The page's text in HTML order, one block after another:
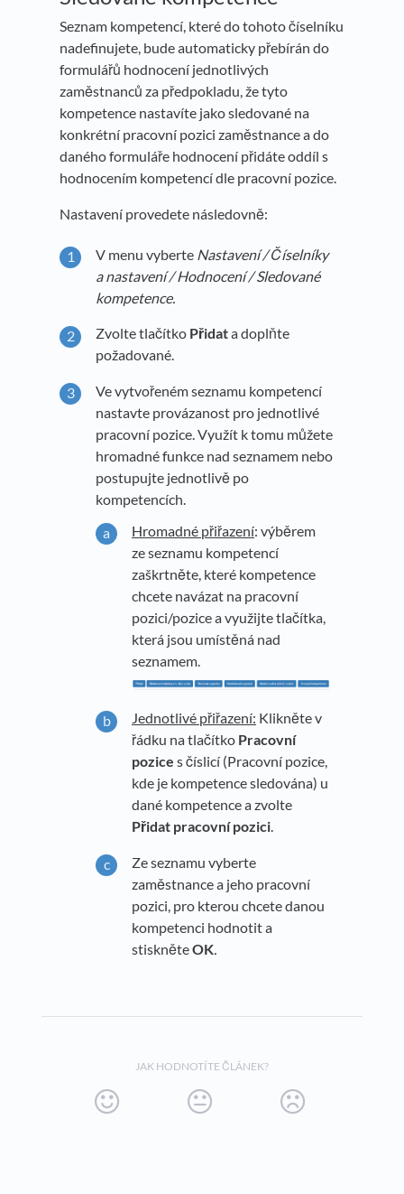
Seznam kompetencí, které do tohoto číselníku
nadefinujete, bude automaticky přebírán do
formulářů hodnocení jednotlivých
zaměstnanců za předpokladu, že tyto
kompetence nastavíte jako sledované na
konkrétní pracovní pozici zaměstnance a do
daného formuláře hodnocení přidáte oddíl s
hodnocením kompetencí dle pracovní pozice.
Nastavení provedete následovně:
V menu vyberte Nastavení / Číselníky
a nastavení / Hodnocení / Sledované
kompetence.
Zvolte tlačítko Přidata doplňte
požadované.
Ve vytvořeném seznamu kompetencí
nastavte provázanost pro jednotlivé
pracovní pozice. Využít k tomu můžete
hromadné funkce nad seznamem nebo
postupujte jednotlivě po
kompetencích.
Hromadné přiřazení: výběrem
ze seznamu kompetencí
zaškrtněte, které kompetence
chcete navázat na pracovní
pozici/pozice a využijte tlačítka,
která jsou umístěná nad
seznamem.
Jednotlivé přiřazení: Klikněte v
řádku na tlačítko Pracovní
pozice s číslicí (Pracovní pozice,
kde je kompetence sledována) u
dané kompetence a zvolte
Přidat pracovní pozici.
Ze seznamu vyberte
zaměstnance a jeho pracovní
pozici, pro kterou chcete danou
kompetenci hodnotit a
stiskněteOK.
JAK HODNOTÍTE ČLÁNEK?